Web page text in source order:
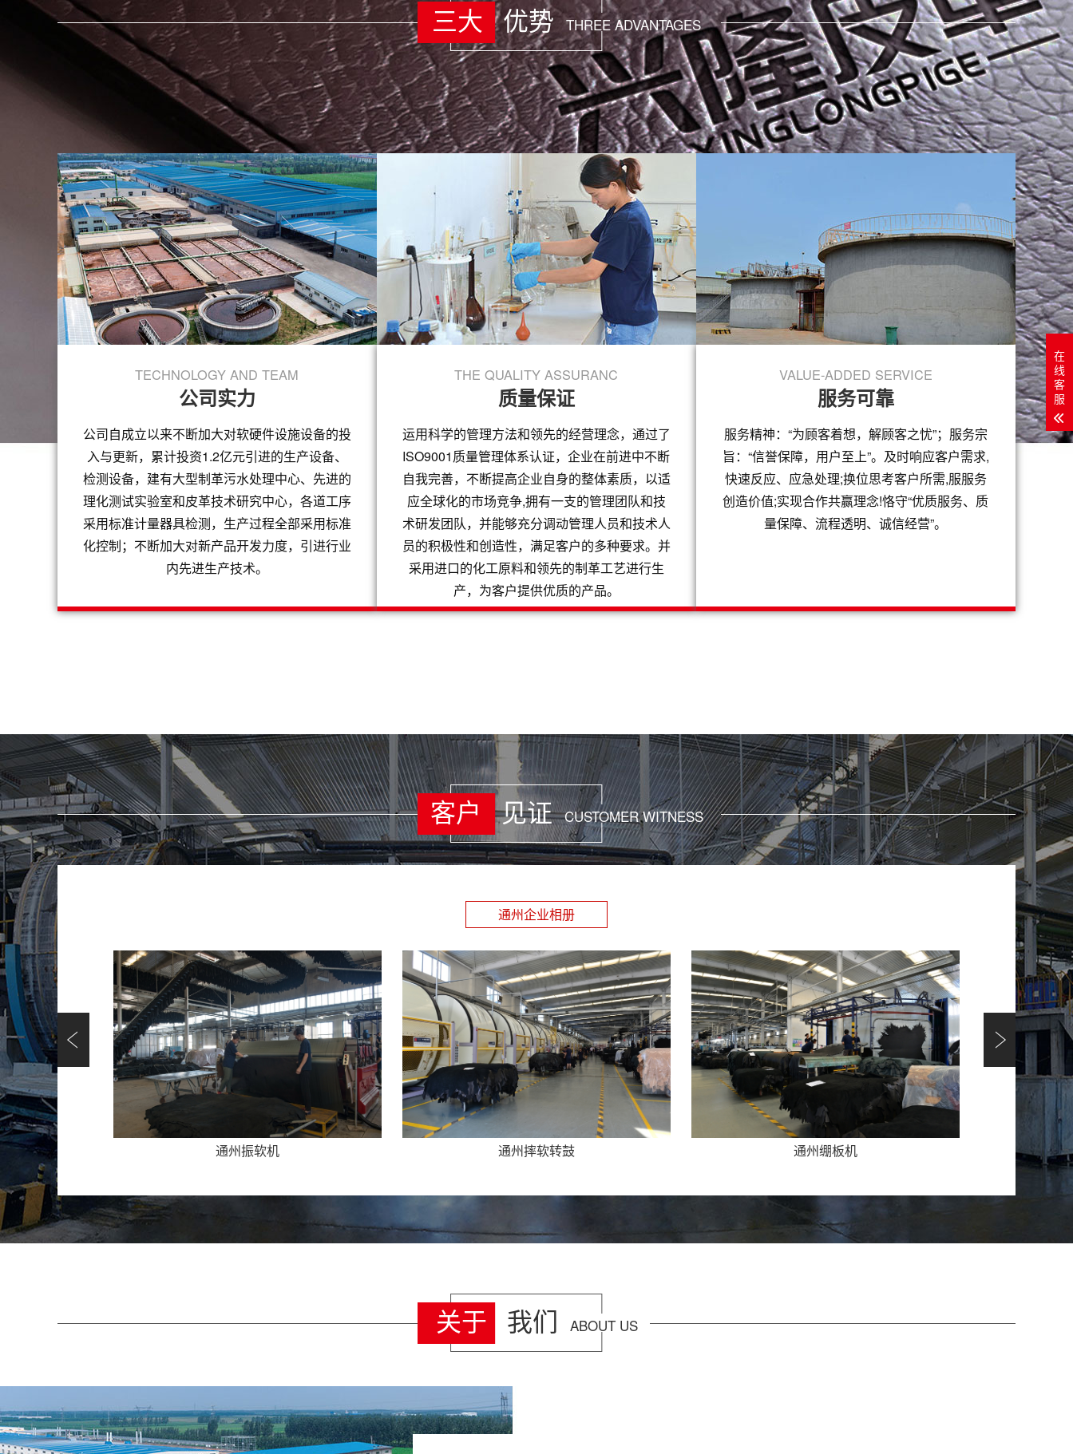
三大 优势 THREE ADVANTAGES
TECHNOLOGY AND TEAM
公司实力
公司自成立以来不断加大对软硬件设施设备的投
入与更新，累计投资1.2亿元引进的生产设备、
检测设备，建有大型制革污水处理中心、先进的
理化测试实验室和皮革技术研究中心，各道工序
采用标准计量器具检测，生产过程全部采用标准
化控制；不断加大对新产品开发力度，引进行业
内先进生产技术。
THE QUALITY ASSURANC
质量保证
运用科学的管理方法和领先的经营理念，通过了
ISO9001质量管理体系认证，企业在前进中不断
自我完善，不断提高企业自身的整体素质，以适
应全球化的市场竞争,拥有一支的管理团队和技
术研发团队，并能够充分调动管理人员和技术人
员的积极性和创造性，满足客户的多种要求。并
采用进口的化工原料和领先的制革工艺进行生
产，为客户提供优质的产品。
VALUE-ADDED SERVICE
服务可靠
服务精神：“为顾客着想，解顾客之忧”；服务宗
旨：“信誉保障，用户至上”。及时响应客户需求,
快速反应、应急处理;换位思考客户所需,服服务
创造价值;实现合作共赢理念!恪守“优质服务、质
量保障、流程透明、诚信经营”。
客户 见证 CUSTOMER WITNESS
通州企业相册
通州摔软转鼓 通州绷板机 通州烫光机
关于 我们 ABOUT US
通州2021年年报执行报告
91371421692......
通州2021年3季度执行报告
排污许可证执行报告（季报） 排污许可证编号：
91371421692......
通州2021年2季度执行报告
排污许可证执行报告（季报） 排污许可证编号：
91371421692......
通州2021年一季度执行报告
排污许可证执行报告（季报）排污许可证编号：
9137142169204197XG0......
通州2021年3月份执行报告
排污许可证执行报告（月报）排污许可证编号：
9137142169204197XG0......
通州2021年2月份执行报告
9137142169204197XG0......
通州2021年1月份执行报告
在
线
客
服